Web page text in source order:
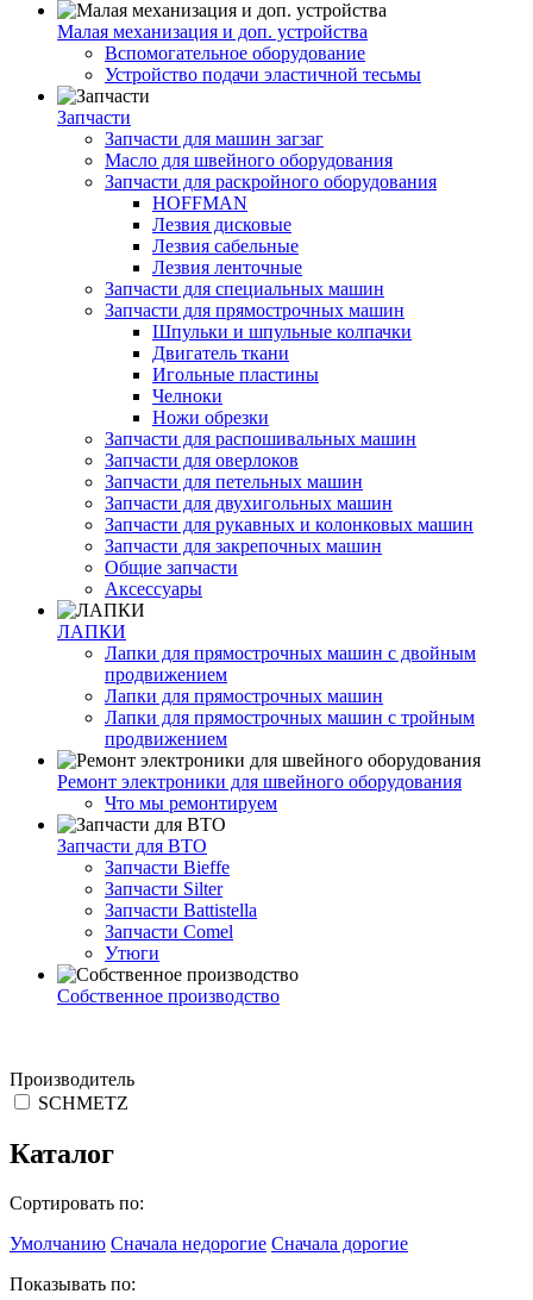
Малая механизация и доп. устройства
Вспомогательное оборудование
Устройство подачи эластичной тесьмы
Запчасти
Запчасти для машин загзаг
Масло для швейного оборудования
Запчасти для раскройного оборудования
HOFFMAN
Лезвия дисковые
Лезвия сабельные
Лезвия ленточные
Запчасти для специальных машин
Запчасти для прямострочных машин
Шпульки и шпульные колпачки
Двигатель ткани
Игольные пластины
Челноки
Ножи обрезки
Запчасти для распошивальных машин
Запчасти для оверлоков
Запчасти для петельных машин
Запчасти для двухигольных машин
Запчасти для рукавных и колонковых машин
Запчасти для закрепочных машин
Общие запчасти
Аксессуары
ЛАПКИ
Лапки для прямострочных машин с двойным
продвижением
Лапки для прямострочных машин
Лапки для прямострочных машин с тройным
продвижением
Ремонт электроники для швейного оборудования
Что мы ремонтируем
Запчасти для ВТО
Запчасти Bieffe
Запчасти Silter
Запчасти Battistella
Запчасти Comel
Утюги
Собственное производство
Производитель
SCHMETZ
Каталог
Сортировать по:
Умолчанию Сначала недорогие Сначала дорогие
Показывать по: